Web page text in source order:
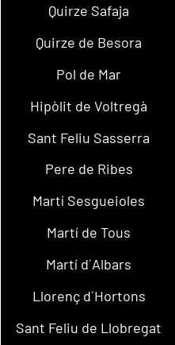
Quirze Safaja
Quirze de Besora
Pol de Mar
Hipòlit de Voltregà
Sant Feliu Sasserra
Pere de Ribes
Martí Sesgueioles
Martí de Tous
Martí d´Albars
Llorenç d´Hortons
Sant Feliu de Llobregat